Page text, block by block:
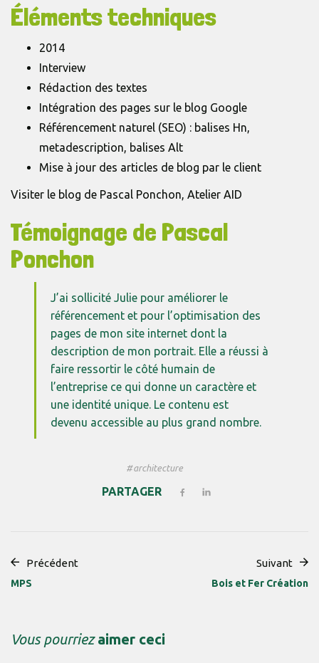
Éléments techniques
2014
Interview
Rédaction des textes
Intégration des pages sur le blog Google
Référencement naturel (SEO) : balises Hn,
metadescription, balises Alt
Mise à jour des articles de blog par le client
Visiter le blog de Pascal Ponchon, Atelier AID
Témoignage de Pascal
Ponchon
J’ai sollicité Julie pour améliorer le
référencement et pour l’optimisation des
pages de mon site internet dont la
description de mon portrait. Elle a réussi à
faire ressortir le côté humain de
l’entreprise ce qui donne un caractère et
une identité unique. Le contenu est
devenu accessible au plus grand nombre.
architecture
PARTAGER
Précédent
MPS
Suivant
Bois et Fer Création
Vous pourriezaimer ceci